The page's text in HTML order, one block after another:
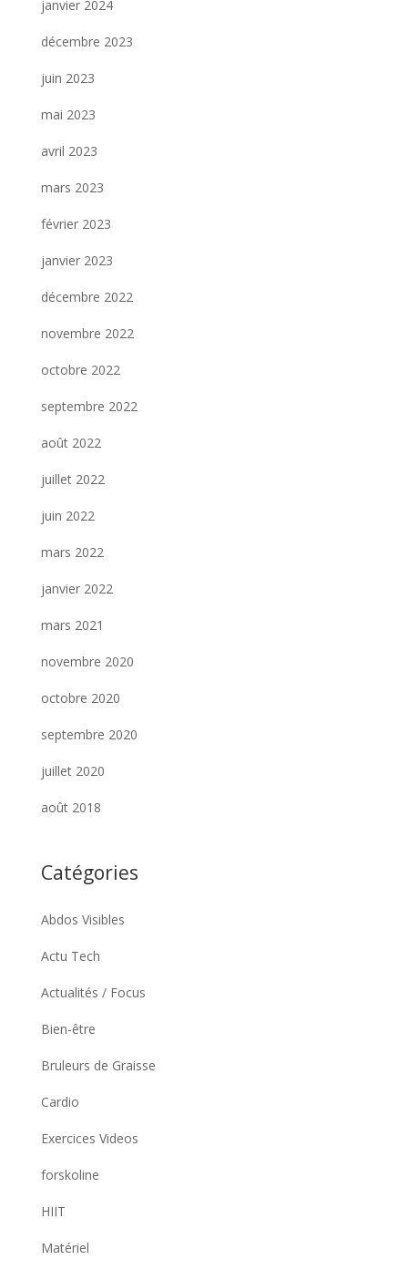
janvier 2024
décembre 2023
juin 2023
mai 2023
avril 2023
mars 2023
février 2023
janvier 2023
décembre 2022
novembre 2022
octobre 2022
septembre 2022
août 2022
juillet 2022
juin 2022
mars 2022
janvier 2022
mars 2021
novembre 2020
octobre 2020
septembre 2020
juillet 2020
août 2018
Catégories
Abdos Visibles
Actu Tech
Actualités / Focus
Bien-être
Bruleurs de Graisse
Cardio
Exercices Videos
forskoline
HIIT
Matériel